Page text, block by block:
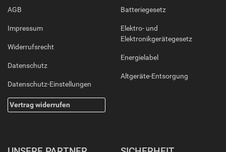
AGB
Impressum
Widerrufsrecht
Datenschutz
Datenschutz-Einstellungen
Vertrag widerrufen
Batteriegesetz
Elektro- und
Elektronikgerätegesetz
Energielabel
Altgeräte-Entsorgung